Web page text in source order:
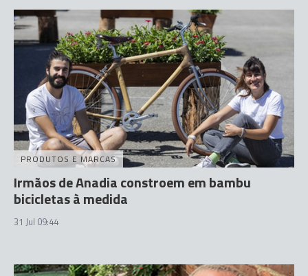
PRODUTOS E MARCAS
Irmãos de Anadia constroem em bambu
bicicletas à medida
31 Jul 09:44